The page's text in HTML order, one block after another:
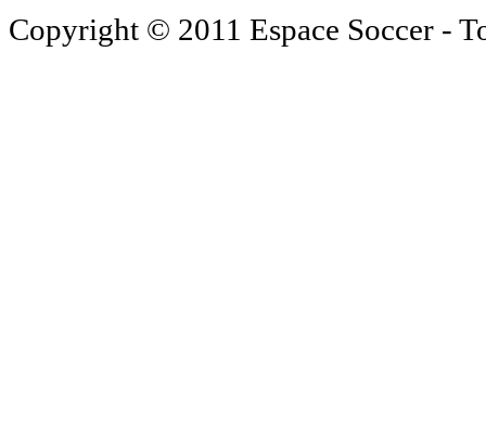
Copyright © 2011 Espace Soccer -